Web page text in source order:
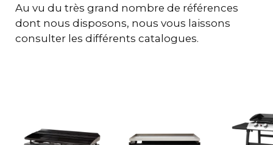
Au vu du très grand nombre de références
dont nous disposons, nous vous laissons
consulter les différents catalogues.